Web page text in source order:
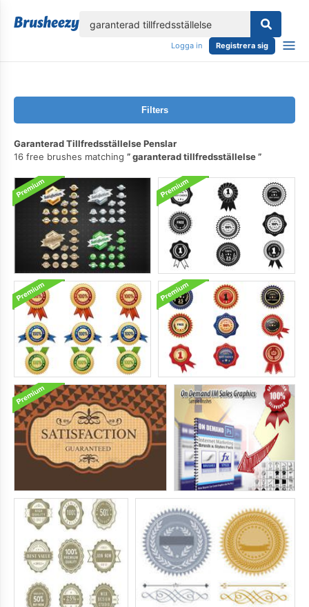
Logga in Registrera sig
Filters
Garanterad Tillfredsställelse Penslar
16 free brushes matching
garanterad tillfredsställelse